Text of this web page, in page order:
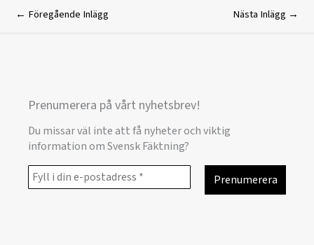
← Föregående Inlägg Nästa Inlägg →
Prenumerera på vårt nyhetsbrev!
Du missar väl inte att få nyheter och viktig
information om Svensk Fäktning?